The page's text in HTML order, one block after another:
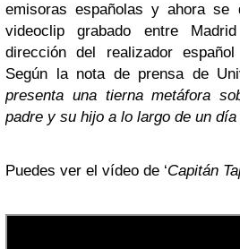
emisoras españolas y ahora
videoclip grabado entre
dirección del realizador
Según la nota de prensa de
presenta una tierna metáfora
padre y su hijo a lo largo de un día
Puedes ver el vídeo de ‘Capitán